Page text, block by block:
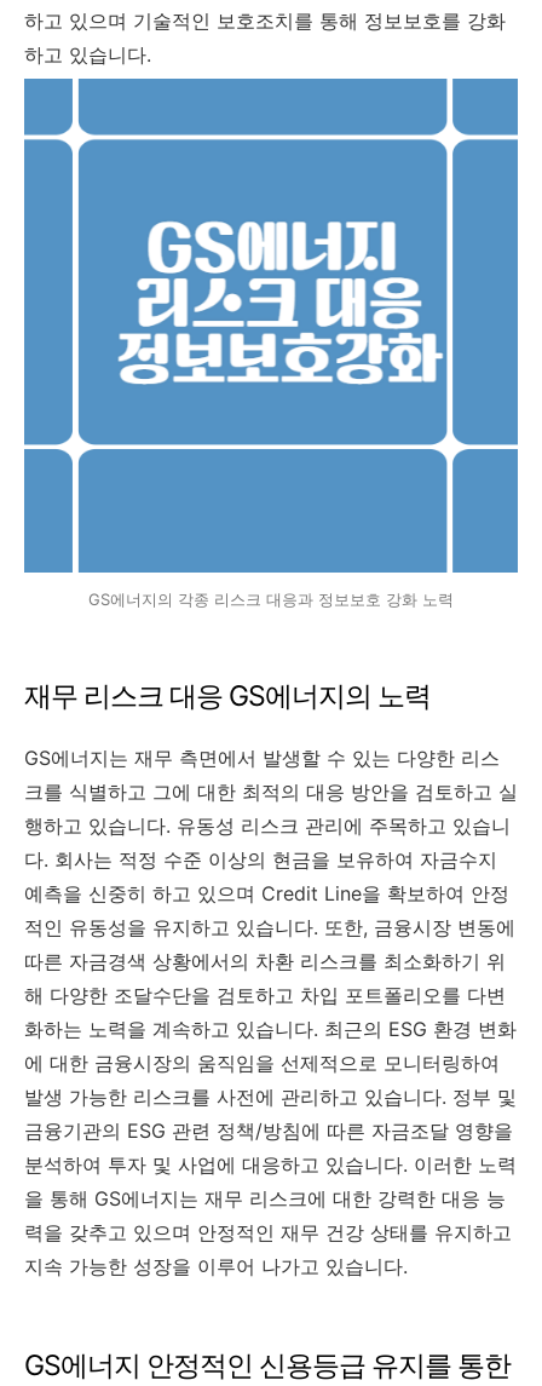
하고 있으며 기술적인 보호조치를 통해 정보보호를 강화
하고 있습니다.
GS에너지의 각종 리스크 대응과 정보보호 강화 노력
재무 리스크 대응 GS에너지의 노력
GS에너지는 재무 측면에서 발생할 수 있는 다양한 리스
크를 식별하고 그에 대한 최적의 대응 방안을 검토하고 실
행하고 있습니다. 유동성 리스크 관리에 주목하고 있습니
다. 회사는 적정 수준 이상의 현금을 보유하여 자금수지
예측을 신중히 하고 있으며 Credit Line을 확보하여 안정
적인 유동성을 유지하고 있습니다. 또한, 금융시장 변동에
따른 자금경색 상황에서의 차환 리스크를 최소화하기 위
해 다양한 조달수단을 검토하고 차입 포트폴리오를 다변
화하는 노력을 계속하고 있습니다. 최근의 ESG 환경 변화
에 대한 금융시장의 움직임을 선제적으로 모니터링하여
발생 가능한 리스크를 사전에 관리하고 있습니다. 정부 및
금융기관의 ESG 관련 정책/방침에 따른 자금조달 영향을
분석하여 투자 및 사업에 대응하고 있습니다. 이러한 노력
을 통해 GS에너지는 재무 리스크에 대한 강력한 대응 능
력을 갖추고 있으며 안정적인 재무 건강 상태를 유지하고
지속 가능한 성장을 이루어 나가고 있습니다.
GS에너지 안정적인 신용등급 유지를 통한